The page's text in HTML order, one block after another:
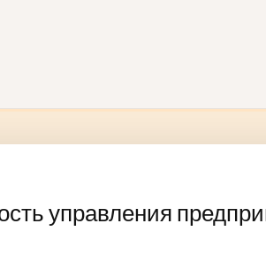
управления